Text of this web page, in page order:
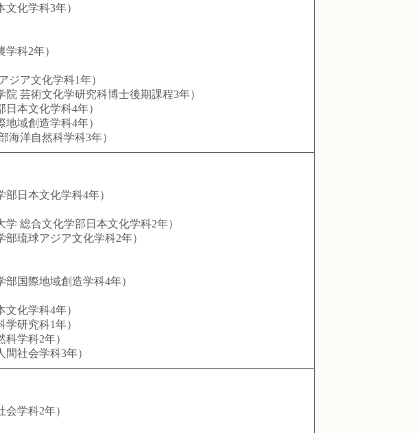
化学科3年）
科2年）
ア文化学科1年）
芸術文化学研究科博士後期課程3年）
本文化学科4年）
域創造学科4年）
洋自然科学科3年）
日本文化学科4年）
総合文化学部日本文化学科2年）
琉球アジア文化学科2年）
国際地域創造学科4年）
化学科4年）
研究科1年）
学科2年）
社会学科3年）
学科2年）